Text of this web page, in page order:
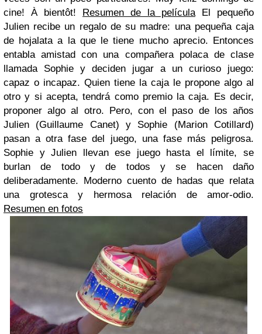
cine! À bientôt!
Resumen de la película
El pequeño
Julien recibe un regalo de su madre: una pequeña caja
de hojalata a la que le tiene mucho aprecio. Entonces
entabla amistad con una compañera polaca de clase
llamada Sophie y deciden jugar a un curioso juego:
capaz o incapaz. Quien tiene la caja le propone algo al
otro y si acepta, tendrá como premio la caja. Es decir,
proponer algo al otro. Pero, con el paso de los años
Julien (Guillaume Canet) y Sophie (Marion Cotillard)
pasan a otra fase del juego, una fase más peligrosa.
Sophie y Julien llevan ese juego hasta el límite, se
burlan de todo y de todos y se hacen daño
deliberadamente. Moderno cuento de hadas que relata
una grotesca y hermosa relación de amor-odio.
Resumen en fotos